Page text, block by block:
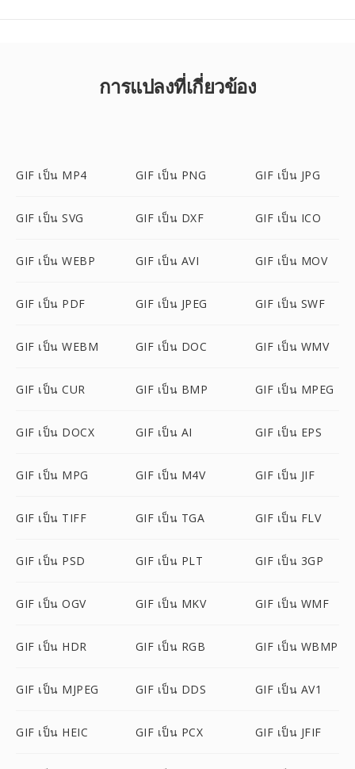
การแปลงที่เกี่ยวข้อง
GIF เป็น MP4 GIF เป็น PNG GIF เป็น JPG
GIF เป็น SVG GIF เป็น DXF GIF เป็น ICO
GIF เป็น WEBP GIF เป็น AVI GIF เป็น MOV
GIF เป็น PDF GIF เป็น JPEG GIF เป็น SWF
GIF เป็น WEBM GIF เป็น DOC GIF เป็น WMV
GIF เป็น CUR GIF เป็น BMP GIF เป็น MPEG
GIF เป็น DOCX GIF เป็น AI GIF เป็น EPS
GIF เป็น MPG GIF เป็น M4V GIF เป็น JIF
GIF เป็น TIFF GIF เป็น TGA GIF เป็น FLV
GIF เป็น PSD GIF เป็น PLT GIF เป็น 3GP
GIF เป็น OGV GIF เป็น MKV GIF เป็น WMF
GIF เป็น HDR GIF เป็น RGB GIF เป็น WBMP
GIF เป็น MJPEG GIF เป็น DDS GIF เป็น AV1
GIF เป็น HEIC GIF เป็น PCX GIF เป็น JFIF